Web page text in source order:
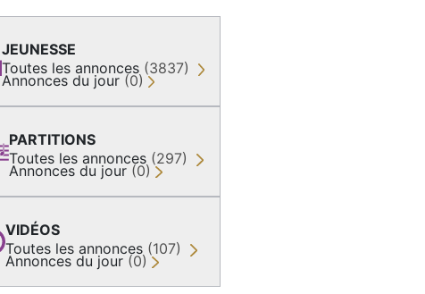
JEUNESSE
Toutes les annonces (3837)
Annonces du jour (0)
PARTITIONS
Toutes les annonces (297)
Annonces du jour (0)
VIDÉOS
Toutes les annonces (107)
Annonces du jour (0)